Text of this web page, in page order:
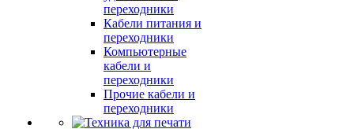
переходники
Кабели питания и
переходники
Компьютерные
кабели и
переходники
Прочие кабели и
переходники